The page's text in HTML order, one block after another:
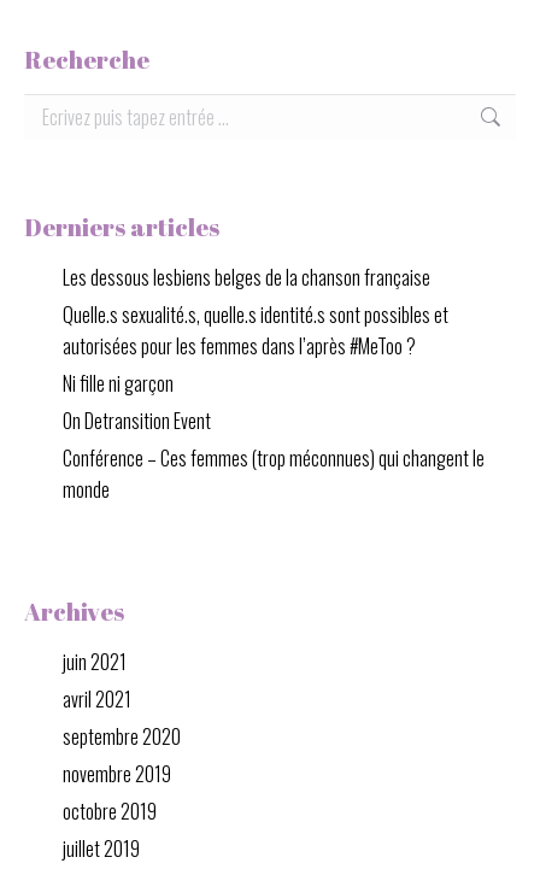
Recherche
Rechercher:
Derniers articles
Les dessous lesbiens belges de la chanson française
Quelle.s sexualité.s, quelle.s identité.s sont possibles et
autorisées pour les femmes dans l’après #MeToo ?
Ni fille ni garçon
On Detransition Event
Conférence – Ces femmes (trop méconnues) qui changent le
monde
Archives
juin 2021
avril 2021
septembre 2020
novembre 2019
octobre 2019
juillet 2019